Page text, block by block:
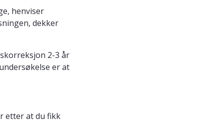
henviser
dekker
2-3 år
er at
etter at du fikk